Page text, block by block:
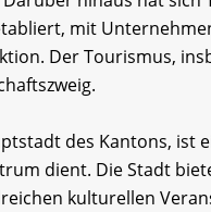
mit
Der Tourismus,
des Kantons, ist
dient. Die Stadt
kulturellen